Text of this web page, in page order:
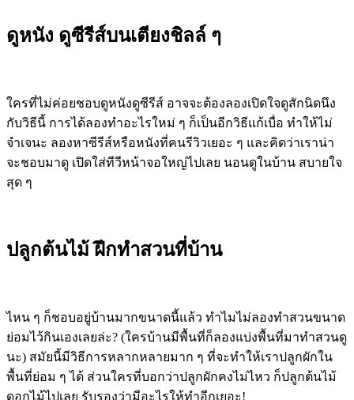
ดูหนัง ดูซีรีส์บนเตียงชิลล์ ๆ
ใครที่ไม่ค่อยชอบดูหนังดูซีรีส์ อาจจะต้องลองเปิดใจดูสักนิดนึง
กับวิธีนี้ การได้ลองทำอะไรใหม่ ๆ ก็เป็นอีกวิธีแก้เบื่อ ทำให้ไม่
จำเจนะ ลองหาซีรีส์หรือหนังที่คนรีวิวเยอะ ๆ และคิดว่าเราน่า
จะชอบมาดู เปิดใส่ทีวีหน้าจอใหญ่ไปเลย นอนดูในบ้าน สบายใจ
สุด ๆ
ปลูกต้นไม้ ฝึกทำสวนที่บ้าน
ไหน ๆ ก็ชอบอยู่บ้านมากขนาดนี้แล้ว ทำไมไม่ลองทำสวนขนาด
ย่อมไว้กินเองเลยล่ะ? (ใครบ้านมีพื้นที่ก็ลองแบ่งพื้นที่มาทำสวนดู
นะ) สมัยนี้มีวิธีการหลากหลายมาก ๆ ที่จะทำให้เราปลูกผักใน
พื้นที่ย่อม ๆ ได้ ส่วนใครที่บอกว่าปลูกผักคงไม่ไหว ก็ปลูกต้นไม้
ดอกไม้ไปเลย รับรองว่ามีอะไรให้ทำอีกเยอะ!